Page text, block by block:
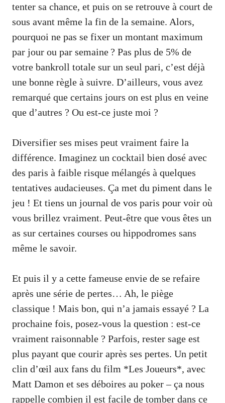
tenter sa chance, et puis on se retrouve à court de
sous avant même la fin de la semaine. Alors,
pourquoi ne pas se fixer un montant maximum
par jour ou par semaine ? Pas plus de 5% de
votre bankroll totale sur un seul pari, c’est déjà
une bonne règle à suivre. D’ailleurs, vous avez
remarqué que certains jours on est plus en veine
que d’autres ? Ou est-ce juste moi ?
Diversifier ses mises peut vraiment faire la
différence. Imaginez un cocktail bien dosé avec
des paris à faible risque mélangés à quelques
tentatives audacieuses. Ça met du piment dans le
jeu ! Et tiens un journal de vos paris pour voir où
vous brillez vraiment. Peut-être que vous êtes un
as sur certaines courses ou hippodromes sans
même le savoir.
Et puis il y a cette fameuse envie de se refaire
après une série de pertes… Ah, le piège
classique ! Mais bon, qui n’a jamais essayé ? La
prochaine fois, posez-vous la question : est-ce
vraiment raisonnable ? Parfois, rester sage est
plus payant que courir après ses pertes. Un petit
clin d’œil aux fans du film *Les Joueurs*, avec
Matt Damon et ses déboires au poker – ça nous
rappelle combien il est facile de tomber dans ce